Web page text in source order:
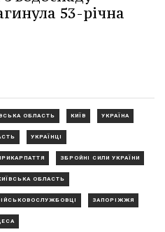
53-річна
ОБЛАСТЬ КИЇВ УКРАЇНА
УКРАЇНЦІ
ЗБРОЙНІ СИЛИ УКРАЇНИ
ОБЛАСТЬ
ЗАПОРІЖЖЯ